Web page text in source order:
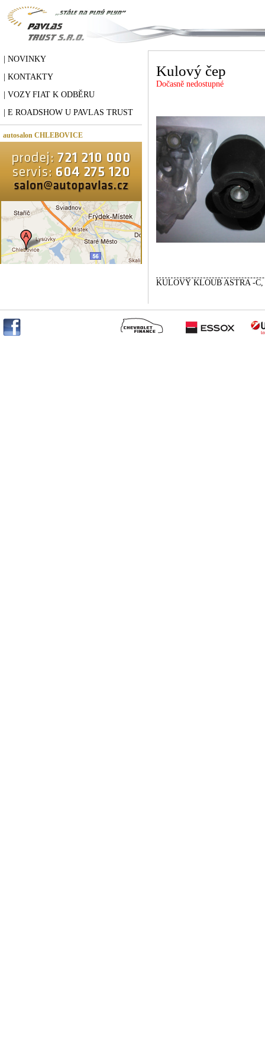
| NOVINKY
| KONTAKTY
| VOZY FIAT K ODBĚRU
| E ROADSHOW U PAVLAS TRUST
autosalon CHLEBOVICE
Kulový čep
Dočasně nedostupné
KULOVÝ KLOUB ASTRA -C,